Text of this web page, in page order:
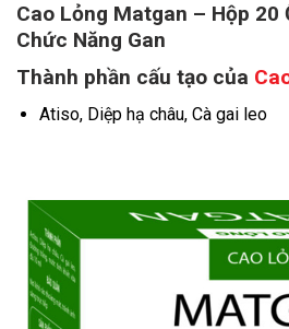
Cao Lỏng Matgan – Hộp 20
Chức Năng Gan
Thành phần cấu tạo của
Atiso, Diệp hạ châu, Cà gai leo